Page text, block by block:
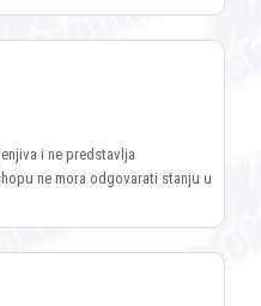
i ne predstavlja
ne mora odgovarati stanju u